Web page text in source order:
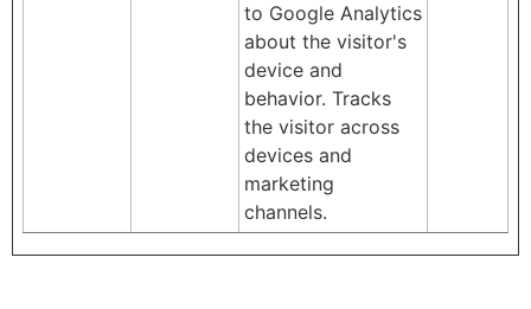
to Google Analytics
about the visitor's
device and
behavior. Tracks
the visitor across
devices and
marketing
channels.